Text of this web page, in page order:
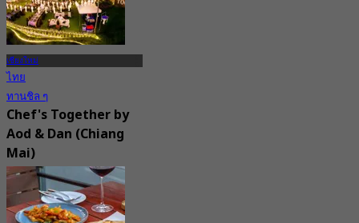
เชียงใหม่
ไทย
ทานชิล ๆ
Chef's Together by
Aod & Dan (Chiang
Mai)
New
4.2
จาก฿ 516.66